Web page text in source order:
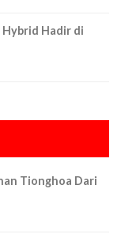
Hybrid Hadir di
Tionghoa Dari